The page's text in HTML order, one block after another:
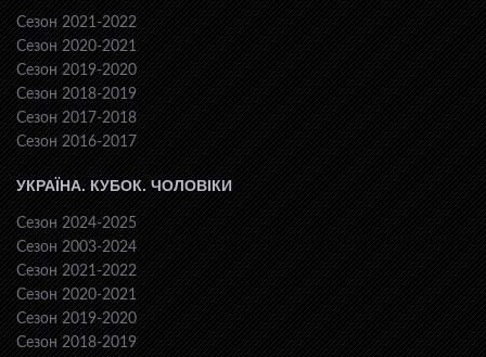
Сезон 2021-2022
Сезон 2020-2021
Сезон 2019-2020
Сезон 2018-2019
Сезон 2017-2018
Сезон 2016-2017
УКРАЇНА. КУБОК. ЧОЛОВІКИ
Сезон 2024-2025
Сезон 2003-2024
Сезон 2021-2022
Сезон 2020-2021
Сезон 2019-2020
Сезон 2018-2019